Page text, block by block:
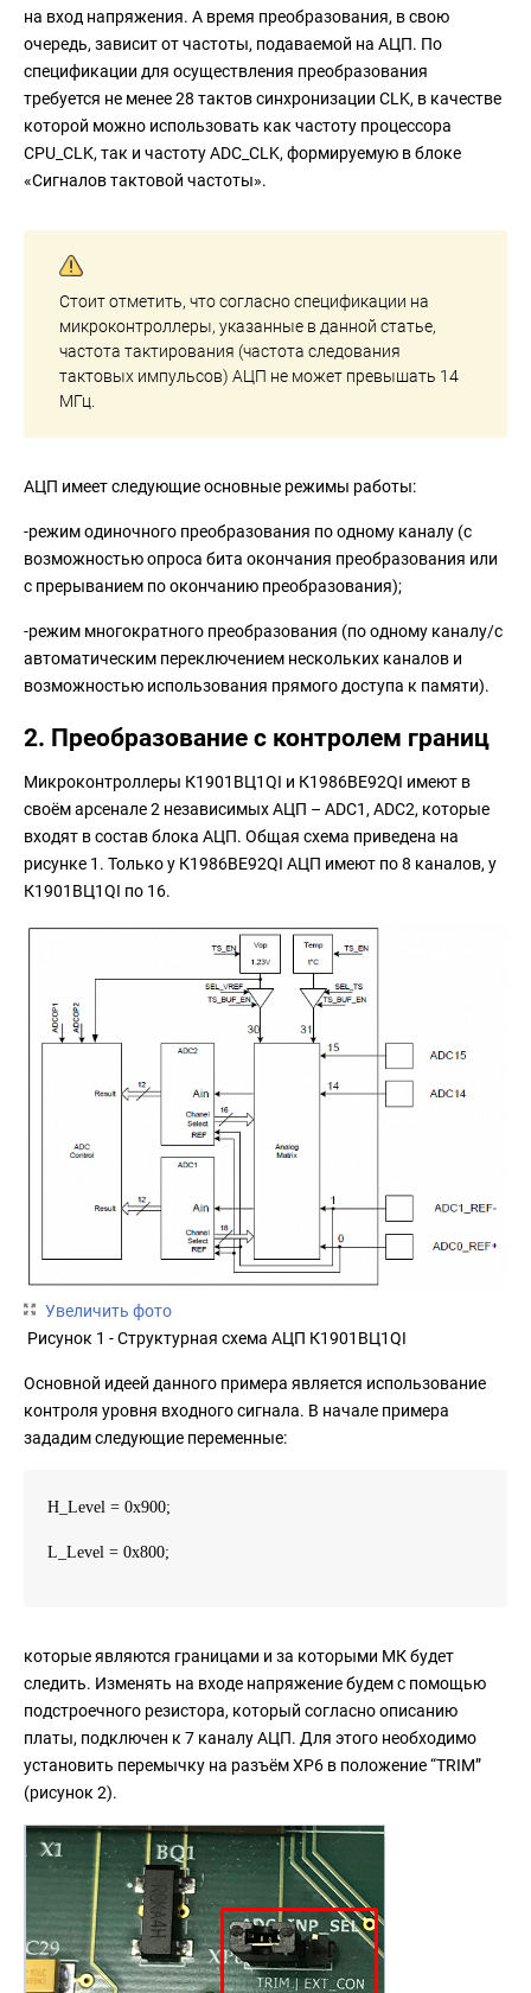
на вход напряжения. А время преобразования, в свою
очередь, зависит от частоты, подаваемой на АЦП. По
спецификации для осуществления преобразования
требуется не менее 28 тактов синхронизации CLK, в качестве
которой можно использовать как частоту процессора
CPU_CLK, так и частоту ADC_CLK, формируемую в блоке
«Сигналов тактовой частоты».
Стоит отметить, что согласно спецификации на
микроконтроллеры, указанные в данной статье,
частота тактирования (частота следования
тактовых импульсов) АЦП не может превышать 14
МГц.
АЦП имеет следующие основные режимы работы:
-режим одиночного преобразования по одному каналу (с
возможностью опроса бита окончания преобразования или
с прерыванием по окончанию преобразования);
-режим многократного преобразования (по одному каналу/с
автоматическим переключением нескольких каналов и
возможностью использования прямого доступа к памяти).
2. Преобразование с контролем границ
Микроконтроллеры К1901ВЦ1QI и К1986ВЕ92QI имеют в
своём арсенале 2 независимых АЦП – ADC1, ADC2, которые
входят в состав блока АЦП. Общая схема приведена на
рисунке 1. Только у К1986ВЕ92QI АЦП имеют по 8 каналов, у
К1901ВЦ1QI по 16.
Увеличить фото
Рисунок 1 - Структурная схема АЦП К1901ВЦ1QI
Основной идеей данного примера является использование
контроля уровня входного сигнала. В начале примера
зададим следующие переменные:
H_Level = 0x900;
L_Level = 0x800;
которые являются границами и за которыми МК будет
следить. Изменять на входе напряжение будем с помощью
подстроечного резистора, который согласно описанию
платы, подключен к 7 каналу АЦП. Для этого необходимо
установить перемычку на разъём XP6 в положение “TRIM”
(рисунок 2).